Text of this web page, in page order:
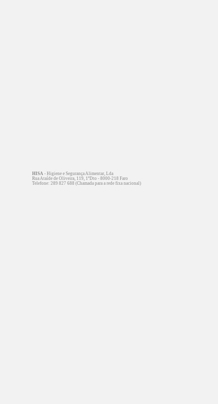
HISA - Higiene e Segurança Alimentar, Lda
Rua Ataíde de Oliveira, 119, 1ºDto - 8000-218 Faro
Telefone: 289 827 688 (Chamada para a rede fixa nacional)